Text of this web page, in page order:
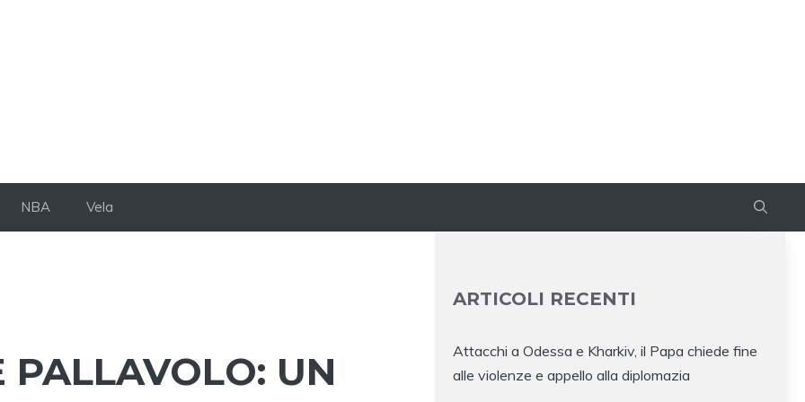
NBA Vela
PALLAVOLO: UN
ARTICOLI RECENTI
Attacchi a Odessa e Kharkiv, il Papa chiede fine
alle violenze e appello alla diplomazia